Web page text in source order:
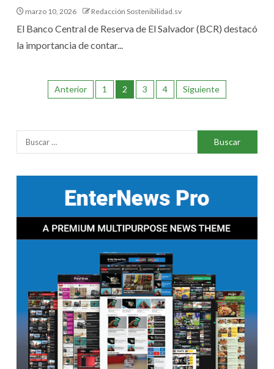
marzo 10, 2026 Redacción Sostenibilidad.sv
El Banco Central de Reserva de El Salvador (BCR) destacó
la importancia de contar...
Anterior 1 2 3 4 Siguiente